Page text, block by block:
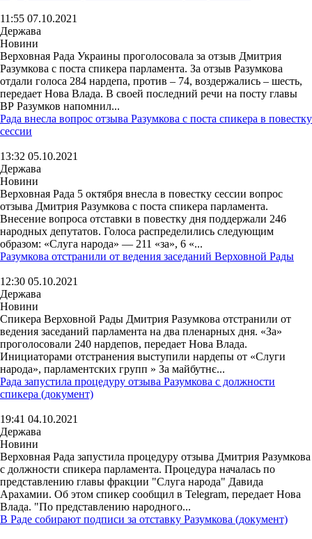
11:55 07.10.2021
Держава
Новини
Верховная Рада Украины проголосовала за отзыв Дмитрия
Разумкова с поста спикера парламента. За отзыв Разумкова
отдали голоса 284 нардепа, против – 74, воздержались – шесть,
передает Нова Влада. В своей последний речи на посту главы
ВР Разумков напомнил...
Рада внесла вопрос отзыва Разумкова с поста спикера в повестку
сессии
13:32 05.10.2021
Держава
Новини
Верховная Рада 5 октября внесла в повестку сессии вопрос
отзыва Дмитрия Разумкова с поста спикера парламента.
Внесение вопроса отставки в повестку дня поддержали 246
народных депутатов. Голоса распределились следующим
образом: «Слуга народа» — 211 «за», 6 «...
Разумкова отстранили от ведения заседаний Верховной Рады
12:30 05.10.2021
Держава
Новини
Спикера Верховной Рады Дмитрия Разумкова отстранили от
ведения заседаний парламента на два пленарных дня. «За»
проголосовали 240 нардепов, передает Нова Влада.
Инициаторами отстранения выступили нардепы от «Слуги
народа», парламентских групп » За майбутнє...
Рада запустила процедуру отзыва Разумкова с должности
спикера (документ)
19:41 04.10.2021
Держава
Новини
Верховная Рада запустила процедуру отзыва Дмитрия Разумкова
с должности спикера парламента. Процедура началась по
представлению главы фракции "Слуга народа" Давида
Арахамии. Об этом спикер сообщил в Telegram, передает Нова
Влада. "По представлению народного...
В Раде собирают подписи за отставку Разумкова (документ)